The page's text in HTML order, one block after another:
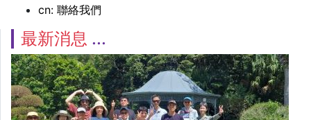
cn: 聯絡我們
最新消息